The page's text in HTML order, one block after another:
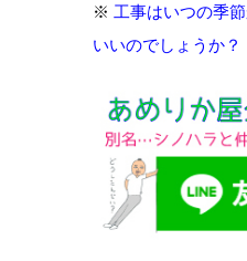
※ 工事はいつの季
いいのでしょうか？